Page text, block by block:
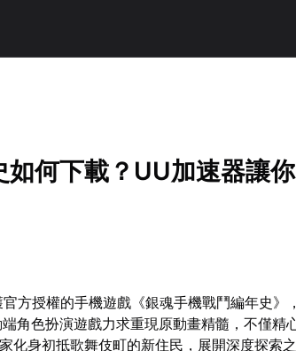
何下載？UU加速器讓
方授權的手機遊戲《銀魂手機戰鬥編年史》
角色扮演遊戲力求重現原動畫精髓，不僅精
化身初抵歌舞伎町的新住民，展開深度探索